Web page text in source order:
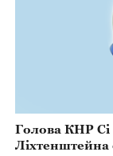
Голова КНР Сі
Ліхтенштейна